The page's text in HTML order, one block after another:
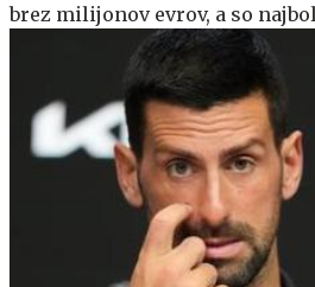
brez milijonov evrov, a so